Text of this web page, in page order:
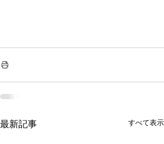
最新記事 すべて表示